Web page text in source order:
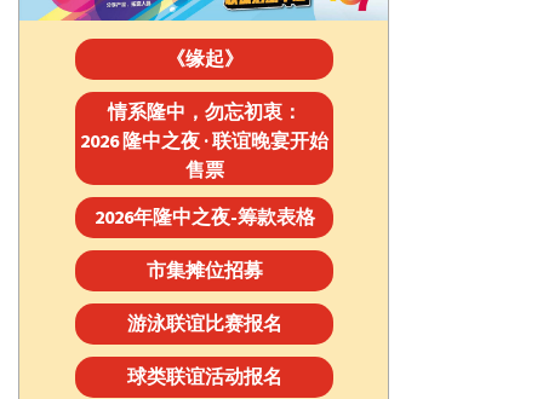
《缘起》
情系隆中，勿忘初衷：
2026 隆中之夜 · 联谊晚宴开始
售票
2026年隆中之夜-筹款表格
市集摊位招募
游泳联谊比赛报名
球类联谊活动报名